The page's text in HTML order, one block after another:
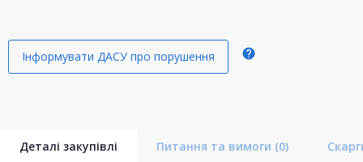
Інформувати ДАСУ про порушення help
Деталі закупівлі Питання та вимоги (0)